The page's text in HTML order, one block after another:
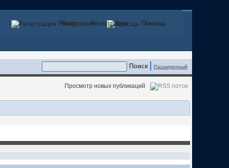
Вход Регистрация Помощь
Регистрация Помощь
Расширенный
Просмотр новых публикаций